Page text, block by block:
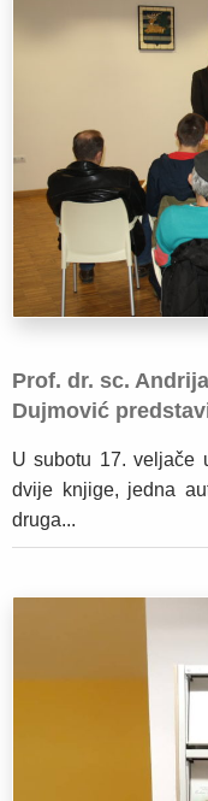
Prof. dr. sc.
Dujmović
U subotu 17. veljače
dvije knjige, jedna
druga...